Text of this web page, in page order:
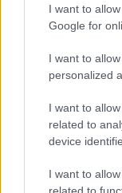
I want to
Google for
I want to
personalized
I want to
related to
device
I want to
και στα 4
Υπάρχουν
προβολή,